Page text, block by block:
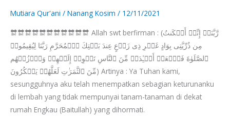
Mutiara Qur'ani / Nanang Kosim / 12/11/2021
🔛🔛🔛🔛🔛🔛🔛🔛🔛🔛🔛 Allah swt berfirman : (رَّبَّنَاۤ إِنِّیۤ أَسۡكَنتُ
مِن ذُرِّیَّتِی بِوَادٍ غَیۡرِ ذِی زَرۡعٍ عِندَ بَیۡتِكَ ٱلۡمُحَرَّمِ رَبَّنَا لِیُقِیمُوا۟
ٱلصَّلَوٰةَ فَٱجۡعَلۡ أَفۡـِٔدَةࣰ مِّنَ ٱلنَّاسِ تَهۡوِیۤ إِلَیۡهِمۡ وَٱرۡزُقۡهُم
مِّنَ ٱلثَّمَرَ ٰ⁠تِ لَعَلَّهُمۡ یَشۡكُرُونَ) Artinya : Ya Tuhan kami,
sesungguhnya aku telah menempatkan sebagian keturunanku
di lembah yang tidak mempunyai tanam-tanaman di dekat
rumah Engkau (Baitullah) yang dihormati.